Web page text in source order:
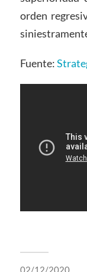
orden
Fuente:
02/12/2020